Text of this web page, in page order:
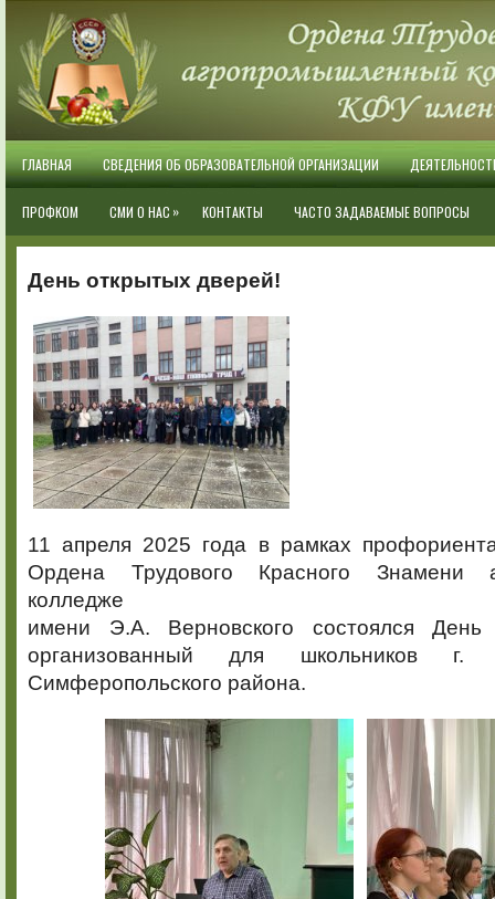
ГЛАВНАЯ СВЕДЕНИЯ ОБ ОБРАЗОВАТЕЛЬНОЙ ОРГАНИЗАЦИИ
ПРОФКОМ СМИ О НАС » КОНТАКТЫ ЧАСТО ЗАДАВАЕМЫЕ ВОПРОСЫ
День открытых дверей!
11 апреля 2025 года в рамках
Ордена Трудового Красного Знамени
колледже
имени Э.А. Верновского состоялся День
организованный для школьников
Симферопольского района.